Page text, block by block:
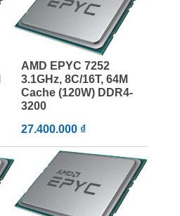
AMD EPYC 7252
3.1GHz, 8C/16T, 64M
Cache (120W) DDR4-
3200
27.400.000 ₫